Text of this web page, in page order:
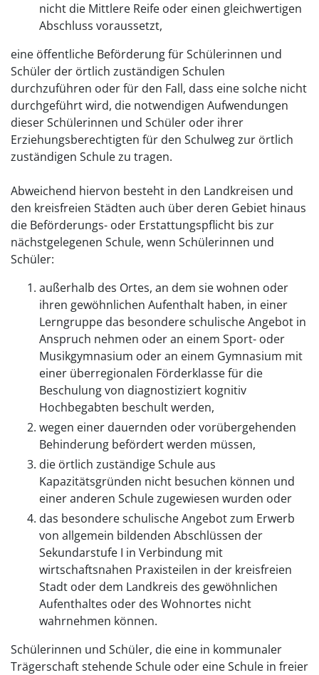
nicht die Mittlere Reife oder einen gleichwertigen
Abschluss voraussetzt,
eine öffentliche Beförderung für Schülerinnen und
Schüler der örtlich zuständigen Schulen
durchzuführen oder für den Fall, dass eine solche nicht
durchgeführt wird, die notwendigen Aufwendungen
dieser Schülerinnen und Schüler oder ihrer
Erziehungsberechtigten für den Schulweg zur örtlich
zuständigen Schule zu tragen.
Abweichend hiervon besteht in den Landkreisen und
den kreisfreien Städten auch über deren Gebiet hinaus
die Beförderungs- oder Erstattungspflicht bis zur
nächstgelegenen Schule, wenn Schülerinnen und
Schüler:
außerhalb des Ortes, an dem sie wohnen oder
ihren gewöhnlichen Aufenthalt haben, in einer
Lerngruppe das besondere schulische Angebot in
Anspruch nehmen oder an einem Sport- oder
Musikgymnasium oder an einem Gymnasium mit
einer überregionalen Förderklasse für die
Beschulung von diagnostiziert kognitiv
Hochbegabten beschult werden,
wegen einer dauernden oder vorübergehenden
Behinderung befördert werden müssen,
die örtlich zuständige Schule aus
Kapazitätsgründen nicht besuchen können und
einer anderen Schule zugewiesen wurden oder
das besondere schulische Angebot zum Erwerb
von allgemein bildenden Abschlüssen der
Sekundarstufe I in Verbindung mit
wirtschaftsnahen Praxisteilen in der kreisfreien
Stadt oder dem Landkreis des gewöhnlichen
Aufenthaltes oder des Wohnortes nicht
wahrnehmen können.
Schülerinnen und Schüler, die eine in kommunaler
Trägerschaft stehende Schule oder eine Schule in freier